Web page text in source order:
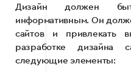
Дизайн должен
информативным. Он
сайтов и привлекать
разработке дизайна
следующие элементы: